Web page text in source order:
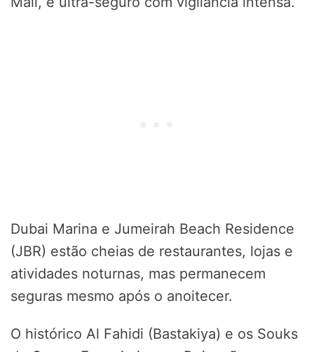
Dubai Marina e Jumeirah Beach Residence
(JBR) estão cheias de restaurantes, lojas e
atividades noturnas, mas permanecem
seguras mesmo após o anoitecer.
O histórico Al Fahidi (Bastakiya) e os Souks